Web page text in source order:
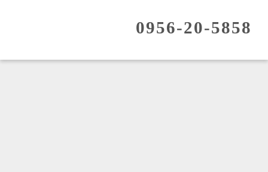
0956-20-5858